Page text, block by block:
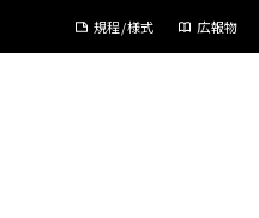
広報物
規程/様式